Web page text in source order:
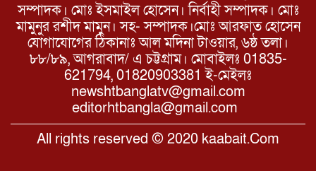
সম্পাদক। মোঃ ইসমাইল হোসেন। নির্বাহী সম্পাদক। মোঃ
মামুনুর রশীদ মামুন। সহ- সম্পাদক।মোঃ আরফাত হোসেন
যোগাযোগের ঠিকানাঃ আল মদিনা টাওয়ার, ৬ষ্ঠ তলা।
৮৮/৮৯, আগরাবাদ/ এ চট্টগ্রাম। মোবাইলঃ 01835-
621794, 01820903381 ই-মেইলঃ
newshtbanglatv@gmail.com
editorhtbangla@gmail.com
All rights reserved © 2020 kaabait.Com